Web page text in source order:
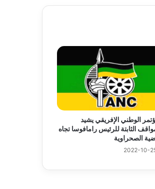
الوطني الإفريقي يشيد
الثابتة للرئيس رامافوسا تجاه
الصحراوية
2022-10-